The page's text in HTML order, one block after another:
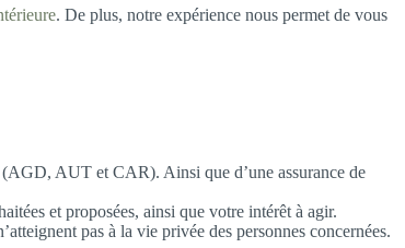
. De plus, notre expérience nous permet de vous
AUT et CAR). Ainsi que d’une assurance de
et proposées, ainsi que votre intérêt à agir.
pas à la vie privée des personnes concernées.